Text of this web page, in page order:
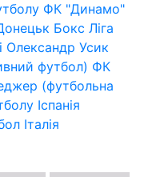
ФК "Динамо"
Бокс Ліга
Олександр Усик
футбол) ФК
(футбольна
Іспанія
Італія